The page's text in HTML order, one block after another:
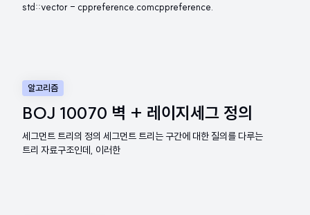
std::vector - cppreference.comcppreference.
알고리즘
BOJ 10070 벽 + 레이지세그 정의
세그먼트 트리의 정의 세그먼트 트리는 구간에 대한 질의를 다루는
트리 자료구조인데, 이러한